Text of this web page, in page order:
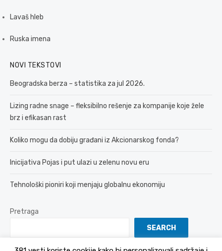
Lavaš hleb
Ruska imena
NOVI TEKSTOVI
Beogradska berza – statistika za jul 2026.
Lizing radne snage – fleksibilno rešenje za kompanije koje žele
brz i efikasan rast
Koliko mogu da dobiju građani iz Akcionarskog fonda?
Inicijativa Pojas i put ulazi u zelenu novu eru
Tehnološki pioniri koji menjaju globalnu ekonomiju
Pretraga
SEARCH